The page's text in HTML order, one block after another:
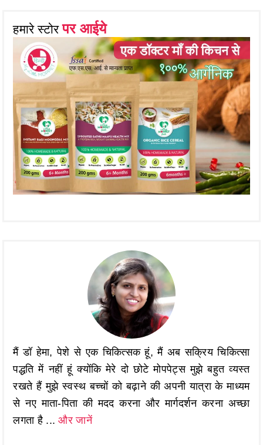
हमारे स्टोरपर आईये
मैं डॉ हेमा, पेशे से एक चिकित्सक हूं, मैं अब सक्रिय चिकित्सा
पद्धति में नहीं हूं क्योंकि मेरे दो छोटे मोपपेट्स मुझे बहुत व्यस्त
रखते हैं मुझे स्वस्थ बच्चों को बढ़ाने की अपनी यात्रा के माध्यम
से नए माता-पिता की मदद करना और मार्गदर्शन करना अच्छा
लगता है ...और जानें